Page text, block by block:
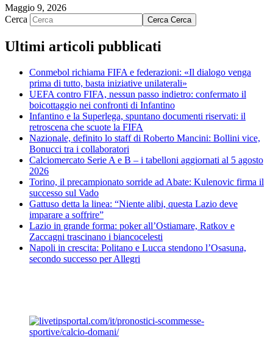
Maggio 9, 2026
Cerca
Cerca Cerca
Ultimi articoli pubblicati
Conmebol richiama FIFA e federazioni: «Il dialogo venga
prima di tutto, basta iniziative unilaterali»
UEFA contro FIFA, nessun passo indietro: confermato il
boicottaggio nei confronti di Infantino
Infantino e la Superlega, spuntano documenti riservati: il
retroscena che scuote la FIFA
Nazionale, definito lo staff di Roberto Mancini: Bollini vice,
Bonucci tra i collaboratori
Calciomercato Serie A e B – i tabelloni aggiornati al 5 agosto
2026
Torino, il precampionato sorride ad Abate: Kulenovic firma il
successo sul Vado
Gattuso detta la linea: “Niente alibi, questa Lazio deve
imparare a soffrire”
Lazio in grande forma: poker all’Ostiamare, Ratkov e
Zaccagni trascinano i biancocelesti
Napoli in crescita: Politano e Lucca stendono l’Osasuna,
secondo successo per Allegri